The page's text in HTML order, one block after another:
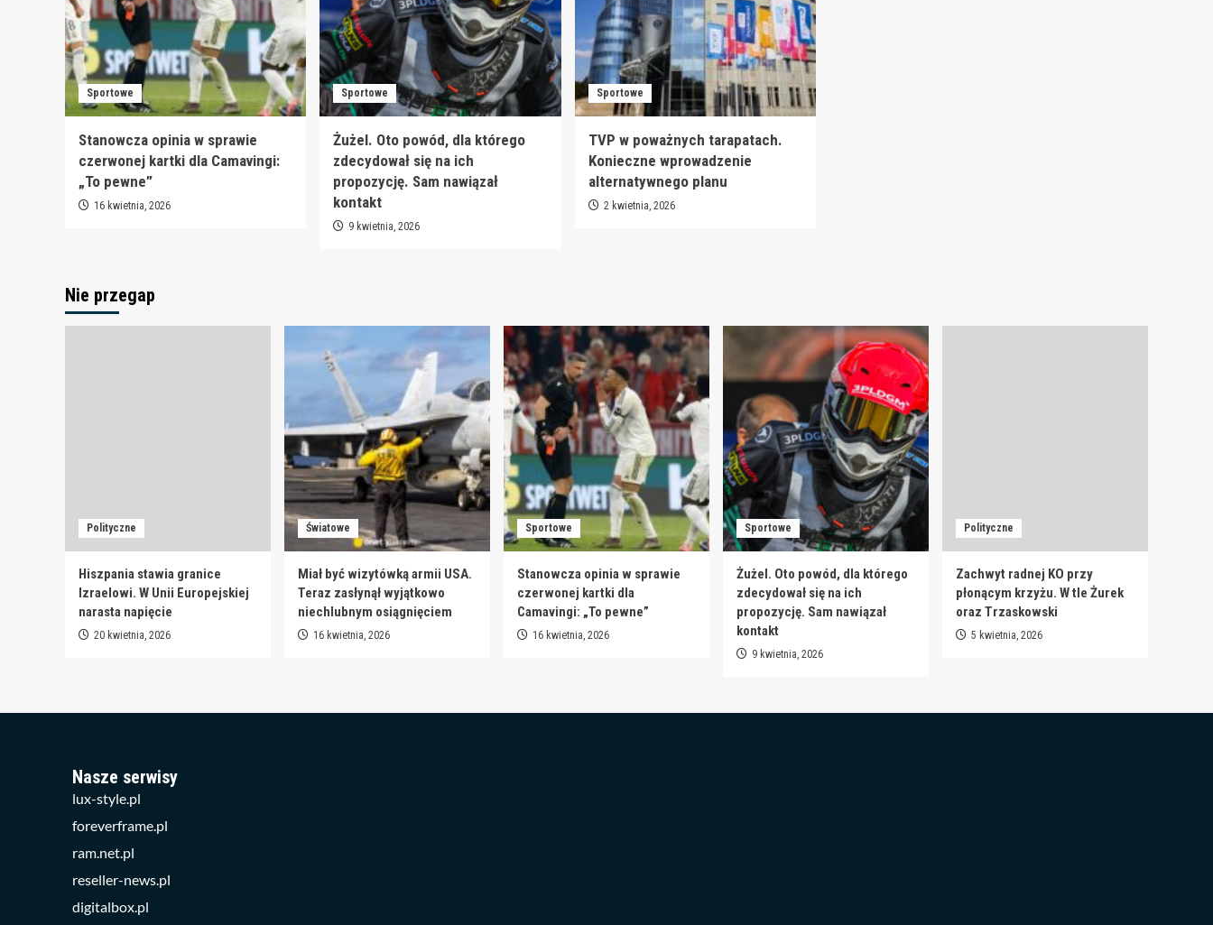
Sportowe
Stanowcza opinia w sprawie
czerwonej kartki dla Camavingi:
„To pewne”
16 kwietnia, 2026
Sportowe
Żużel. Oto powód, dla którego
zdecydował się na ich
propozycję. Sam nawiązał
kontakt
9 kwietnia, 2026
Sportowe
TVP w poważnych tarapatach.
Konieczne wprowadzenie
alternatywnego planu
2 kwietnia, 2026
Nie przegap
Polityczne
Hiszpania stawia granice
Izraelowi. W Unii Europejskiej
narasta napięcie
20 kwietnia, 2026
Światowe
Miał być wizytówką armii USA.
Teraz zasłynął wyjątkowo
niechlubnym osiągnięciem
16 kwietnia, 2026
Sportowe
Stanowcza opinia w sprawie
czerwonej kartki dla
Camavingi: „To pewne”
16 kwietnia, 2026
Sportowe
Żużel. Oto powód, dla którego
zdecydował się na ich
propozycję. Sam nawiązał
kontakt
9 kwietnia, 2026
Polityczne
Zachwyt radnej KO przy
płonącym krzyżu. W tle Żurek
oraz Trzaskowski
5 kwietnia, 2026
Nasze serwisy
lux-style.pl
foreverframe.pl
ram.net.pl
reseller-news.pl
digitalbox.pl